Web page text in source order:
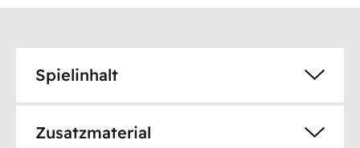
Spielinhalt
Zusatzmaterial